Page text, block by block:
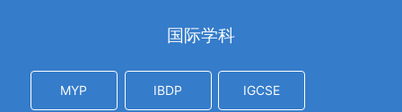
国际学科
MYP IBDP IGCSE